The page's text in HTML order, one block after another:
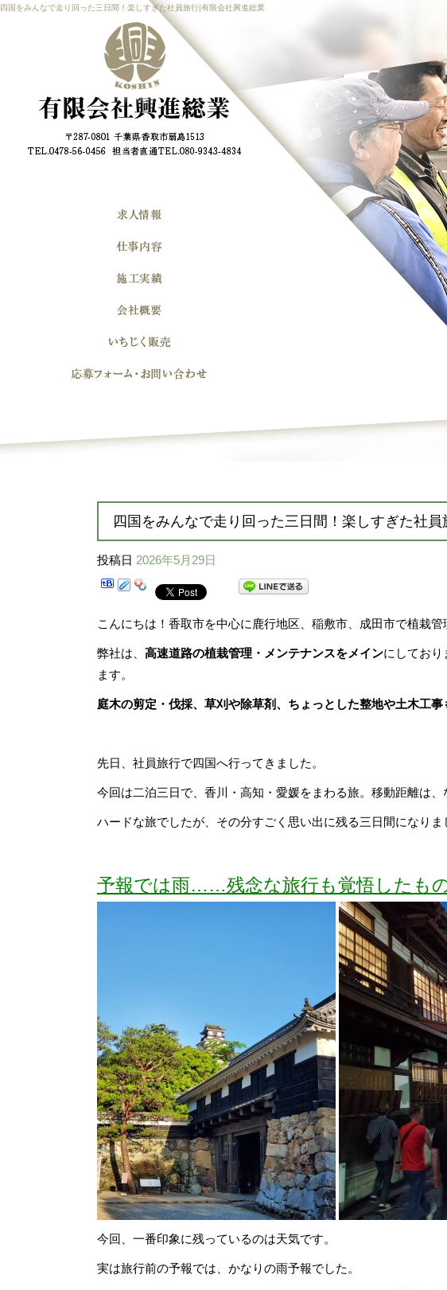
四国をみんなで走り回った三日間！楽しすぎた社員旅行|有限会社興進総業
四国をみんなで走り回った三日間！楽しすぎた社員
投稿日 2026年5月29日
こんにちは！香取市を中心に鹿行地区、稲敷市、成田市で植栽
弊社は、 高速道路の植栽管理・メンテナンスをメインにしており
ます。
庭木の剪定・伐採、草刈や除草剤、ちょっとした整地や土木工事
先日、社員旅行で四国へ行ってきました。
今回は二泊三日で、香川・高知・愛媛をまわる旅。移動距離は、
ハードな旅でしたが、その分すごく思い出に残る三日間になりま
予報では雨……残念な旅行も覚悟したも
今回、一番印象に残っているのは天気です。
実は旅行前の予報では、かなりの雨予報でした。